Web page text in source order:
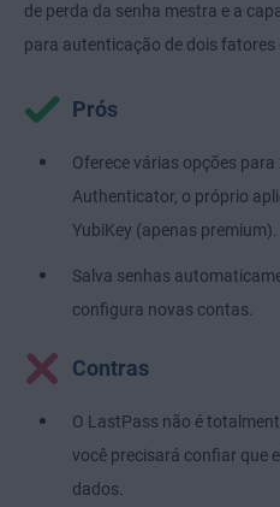
de perda da senha mestra e a
para autenticação de dois fatores
Prós
Oferece várias opções para
Authenticator, o próprio
YubiKey (apenas premium).
Salva senhas
configura novas contas.
Contras
O LastPass não é
você precisará confiar que
dados.